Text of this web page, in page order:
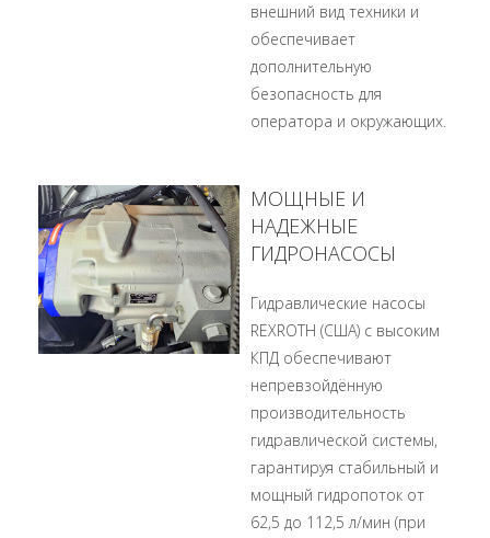
внешний вид техники и
обеспечивает
дополнительную
безопасность для
оператора и окружающих.
МОЩНЫЕ И
НАДЕЖНЫЕ
ГИДРОНАСОСЫ
Гидравлические насосы
REXROTH (США) с высоким
КПД обеспечивают
непревзойдённую
производительность
гидравлической системы,
гарантируя стабильный и
мощный гидропоток от
62,5 до 112,5 л/мин (при